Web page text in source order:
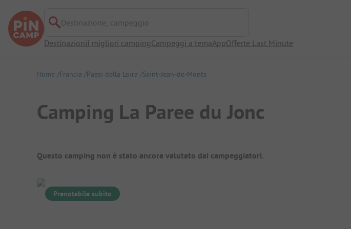
Destinazione, campeggio
DestinazioniI migliori campingCampeggi a temaAppOfferte Last Minute
Home Francia Paesi della Loira Saint-Jean-de-Monts
Camping La Paree du Jonc
Panoramica del campeggio
Questo camping non è stato ancora valutato dai campeggiatori.
Prenotabile subito